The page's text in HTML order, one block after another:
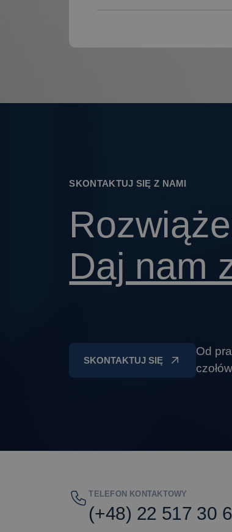
SKONTAKTUJ SIĘ Z NAMI
Daj nam
SKONTAKTUJ SIĘ
Od
TELEFON KONTAKTOWY
(+48) 22 517 30